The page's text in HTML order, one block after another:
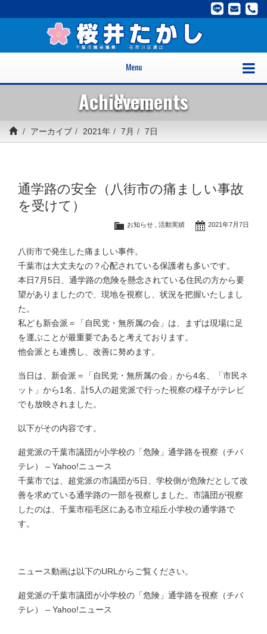
Menu
News
Achievements
アーカイブ 2021年 7月 7日
通学路の安全（八街市の痛ましい事故
を受けて）
2021年7月7日
お知らせ 活動実績
八街市で発生した痛ましい事件。
千葉市は大丈夫なの？心配されている保護者も多いです。
本日7月5日、通学路の危険を懸念されている住民の方から要
望がありましたので、現地を視察し、状況を把握いたしまし
た。
私ども新会派＝「自民党・無所属の会」は、まずは現場に足
を運ぶことが最重要であると考えております。
他会派とも連携し、改善に努めます。
当日は、新会派＝「自民党・無所属の会」から4名、「市民ネ
ット」から1名、計5人の超党派で行った視察の様子がテレビ
でも放映されました。
以下がその内容です。
超党派の千葉市議団が小学校の「危険」通学路を視察（チバ
テレ） – Yahoo!ニュース
千葉市では、超党派の市議団が5日、学校側が危険だとして改
善を求めている通学路の一部を視察しました。市議団が視察
したのは、千葉市稲毛区にある市立稲丘小学校の通学路で
す。
ニュース動画は以下のURLからご覧ください。
超党派の千葉市議団が小学校の「危険」通学路を視察（チバ
テレ） – Yahoo!ニュース